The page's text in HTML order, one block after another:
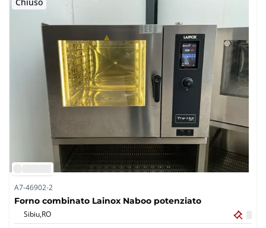
A7-46902-2
Forno combinato Lainox Naboo potenziato
Sibiu,RO